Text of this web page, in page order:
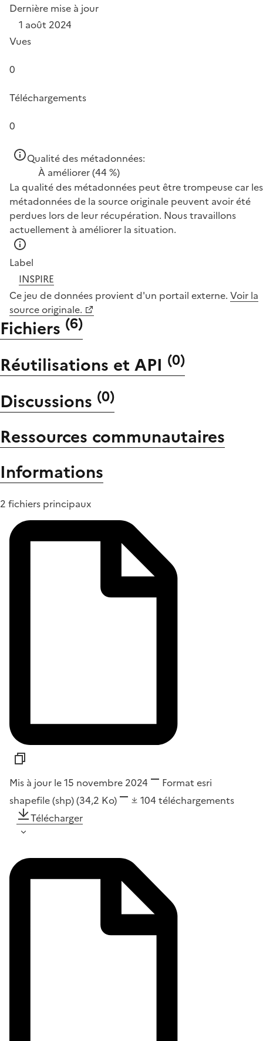
Dernière mise à jour
1 août 2024
Vues
0
Téléchargements
0
Qualité des métadonnées:
À améliorer(44 %)
La qualité des métadonnées peut être trompeuse car les
métadonnées de la source originale peuvent avoir été
perdues lors de leur récupération. Nous travaillons
actuellement à améliorer la situation.
Label
INSPIRE
Ce jeu de données provient d'un portail externe. Voir la
source originale.
Fichiers (6)
Réutilisations et API (0)
Discussions (0)
Ressources communautaires
Informations
2 fichiers principaux
Mis à jour le 15 novembre 2024 Format esri
shapefile (shp)(34,2 Ko) 104 téléchargements
Télécharger